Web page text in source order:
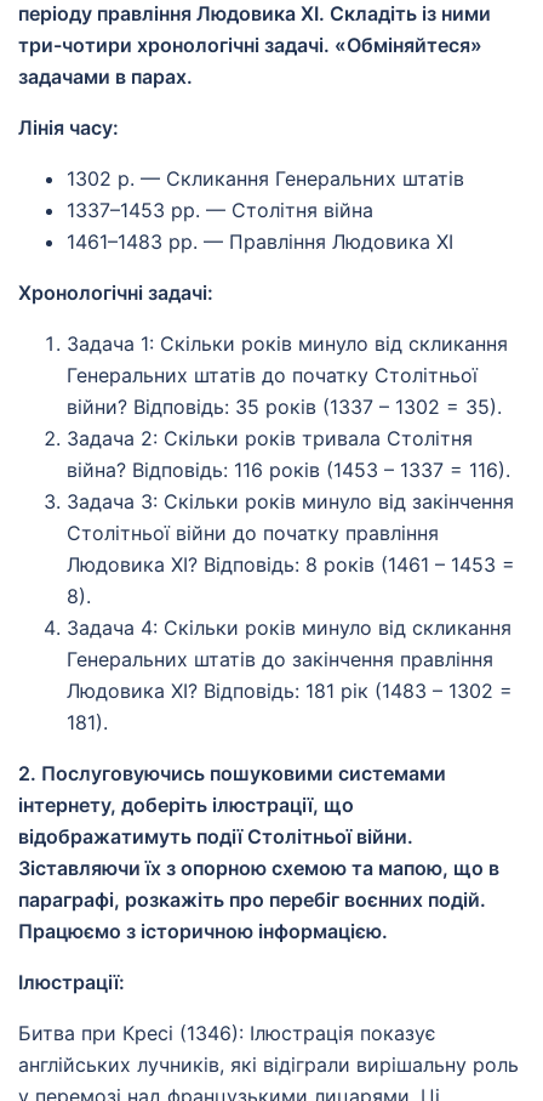
періоду правління Людовика ХІ. Складіть із ними
три-чотири хронологічні задачі. «Обміняйтеся»
задачами в парах.
Лінія часу:
1302 р. — Скликання Генеральних штатів
1337–1453 рр. — Столітня війна
1461–1483 рр. — Правління Людовика ХІ
Хронологічні задачі:
Задача 1: Скільки років минуло від скликання
Генеральних штатів до початку Столітньої
війни? Відповідь: 35 років (1337 – 1302 = 35).
Задача 2: Скільки років тривала Столітня
війна? Відповідь: 116 років (1453 – 1337 = 116).
Задача 3: Скільки років минуло від закінчення
Столітньої війни до початку правління
Людовика ХІ? Відповідь: 8 років (1461 – 1453 =
8).
Задача 4: Скільки років минуло від скликання
Генеральних штатів до закінчення правління
Людовика ХІ? Відповідь: 181 рік (1483 – 1302 =
181).
2. Послуговуючись пошуковими системами
інтернету, доберіть ілюстрації, що
відображатимуть події Столітньої війни.
Зіставляючи їх з опорною схемою та мапою, що в
параграфі, розкажіть про перебіг воєнних подій.
Працюємо з історичною інформацією.
Ілюстрації:
Битва при Кресі (1346): Ілюстрація показує
англійських лучників, які відіграли вирішальну роль